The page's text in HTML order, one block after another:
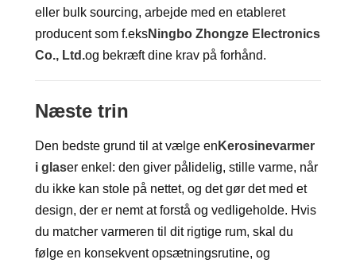
eller bulk sourcing, arbejde med en etableret
producent som f.eksNingbo Zhongze Electronics
Co., Ltd.og bekræft dine krav på forhånd.
Næste trin
Den bedste grund til at vælge en Kerosinevarmer
i glaser enkel: den giver pålidelig, stille varme, når
du ikke kan stole på nettet, og det gør det med et
design, der er nemt at forstå og vedligeholde. Hvis
du matcher varmeren til dit rigtige rum, skal du
følge en konsekvent opsætningsrutine, og